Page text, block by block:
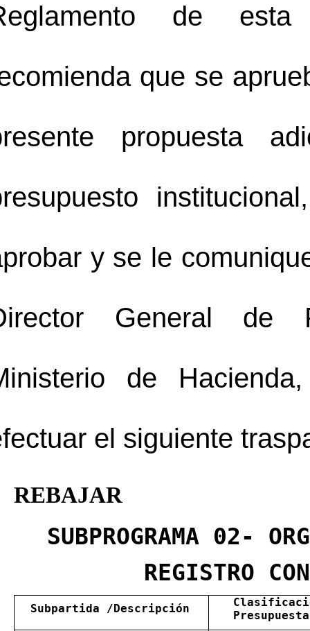
de
que se
propuesta
y se le
General de
de
el siguiente
REBAJAR
SUBPROGRAMA 02-
REGISTRO
Subpartida /Descripción